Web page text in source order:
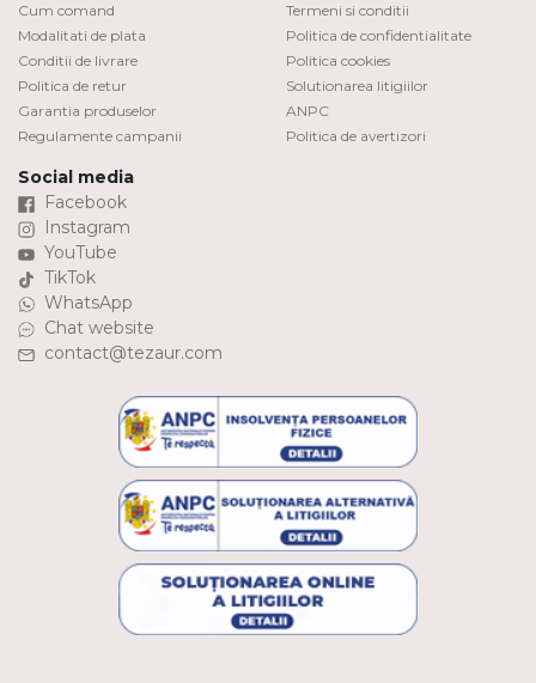
Cum comand
Modalitati de plata
Conditii de livrare
Politica de retur
Garantia produselor
Regulamente campanii
Termeni si conditii
Politica de confidentialitate
Politica cookies
Solutionarea litigiilor
ANPC
Politica de avertizori
Social media
Facebook
Instagram
YouTube
TikTok
WhatsApp
Chat website
contact@tezaur.com